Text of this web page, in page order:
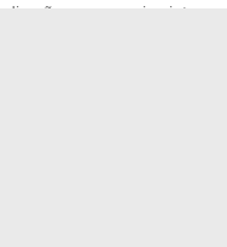
se comunica